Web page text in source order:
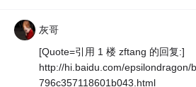
灰哥
[Quote=引用 1 楼 zftang 的回复:]
http://hi.baidu.com/epsilondragon/
796c357118601b043.html